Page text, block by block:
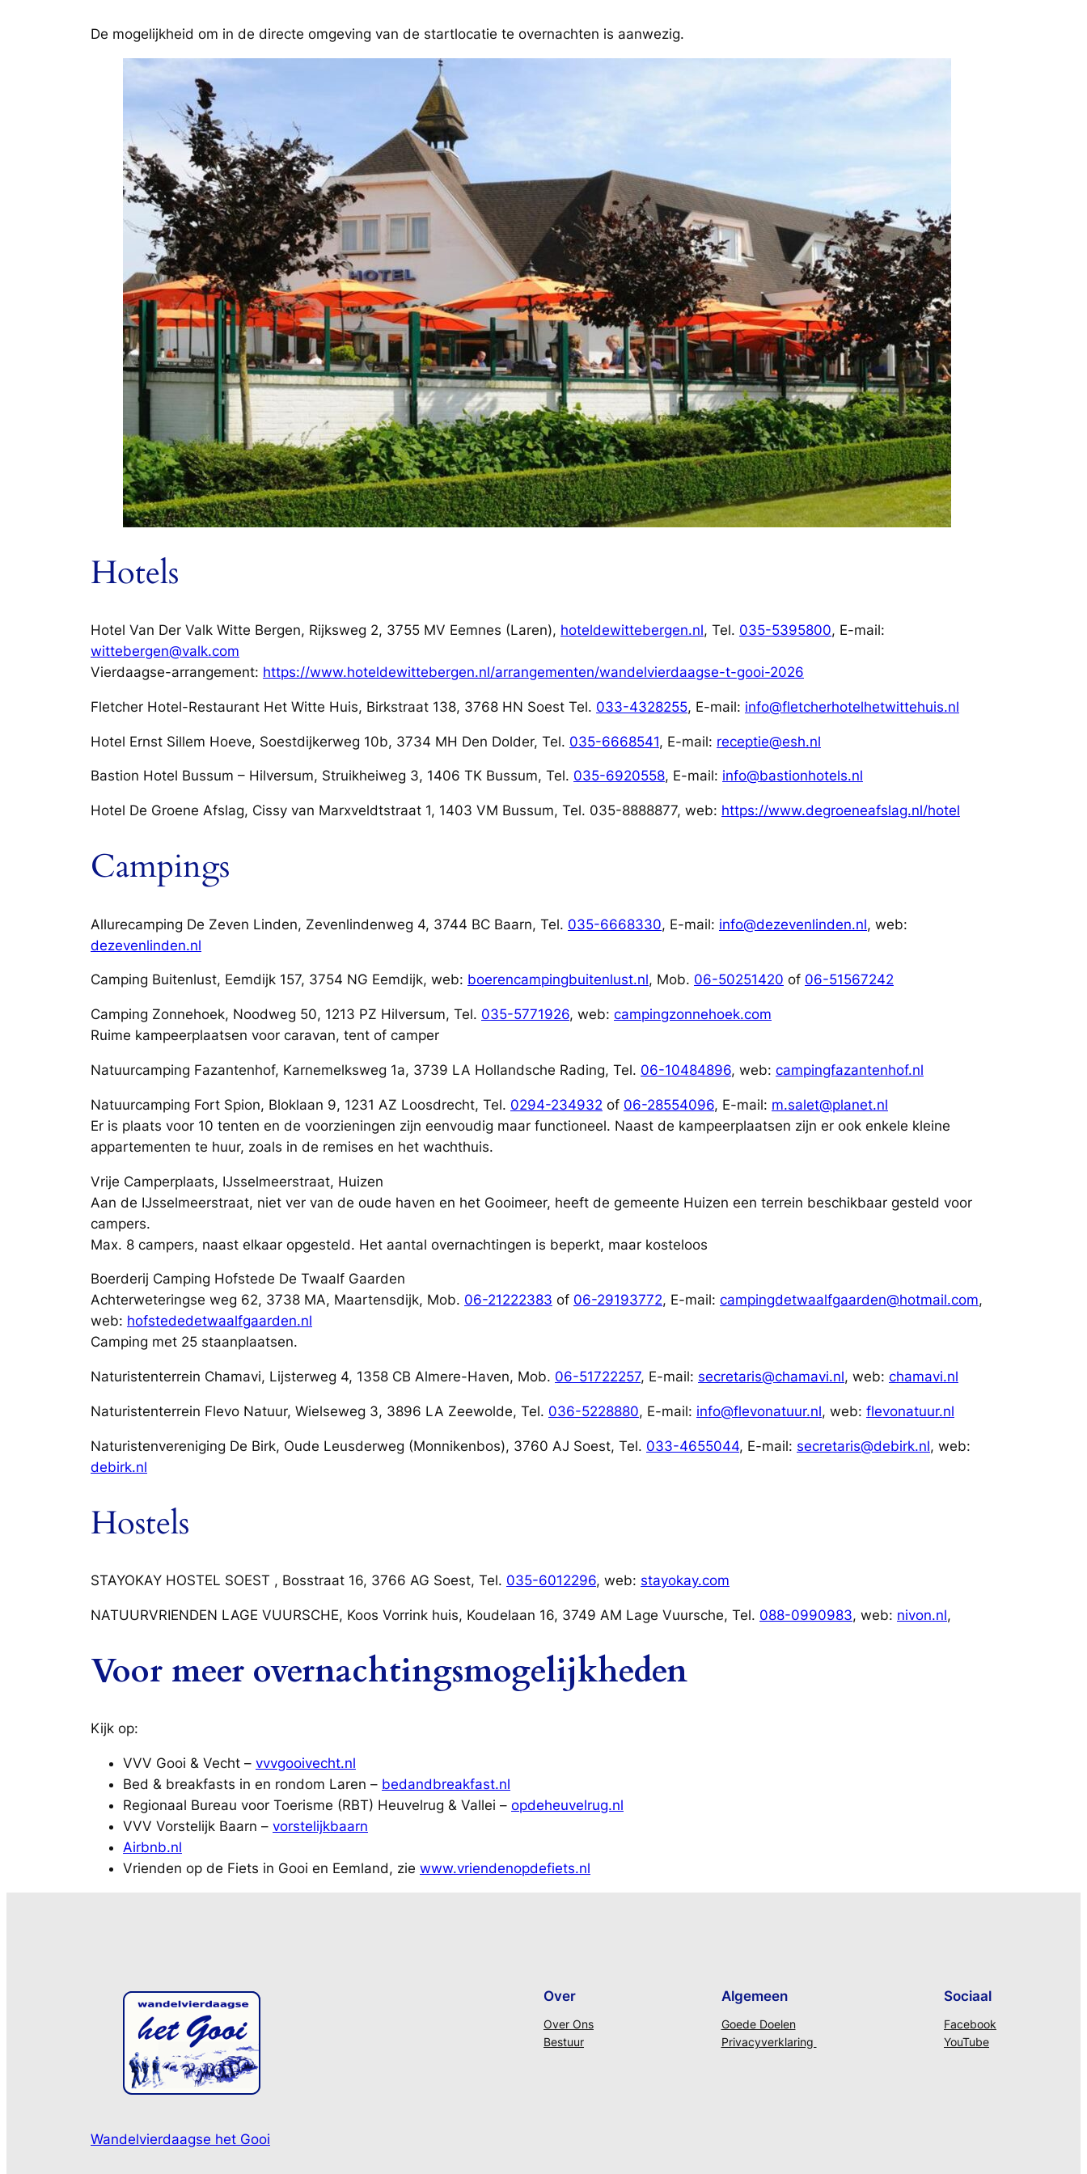
De mogelijkheid om in de directe omgeving van de startlocatie te overnachten is aanwezig.
Hotels
Hotel Van Der Valk Witte Bergen, Rijksweg 2, 3755 MV Eemnes (Laren), hoteldewittebergen.nl, Tel. 035-5395800, E-mail:
wittebergen@valk.com
Vierdaagse-arrangement: https://www.hoteldewittebergen.nl/arrangementen/wandelvierdaagse-t-gooi-2026
Fletcher Hotel-Restaurant Het Witte Huis, Birkstraat 138, 3768 HN Soest Tel. 033-4328255, E-mail: info@fletcherhotelhetwittehuis.nl
Hotel Ernst Sillem Hoeve, Soestdijkerweg 10b, 3734 MH Den Dolder, Tel. 035-6668541, E-mail: receptie@esh.nl
Bastion Hotel Bussum – Hilversum, Struikheiweg 3, 1406 TK Bussum, Tel. 035-6920558, E-mail: info@bastionhotels.nl
Hotel De Groene Afslag, Cissy van Marxveldtstraat 1, 1403 VM Bussum, Tel. 035-8888877, web: https://www.degroeneafslag.nl/hotel
Campings
Allurecamping De Zeven Linden, Zevenlindenweg 4, 3744 BC Baarn, Tel. 035-6668330, E-mail: info@dezevenlinden.nl, web:
dezevenlinden.nl
Camping Buitenlust, Eemdijk 157, 3754 NG Eemdijk, web: boerencampingbuitenlust.nl, Mob. 06-50251420 of 06-51567242
Camping Zonnehoek, Noodweg 50, 1213 PZ Hilversum, Tel. 035-5771926, web: campingzonnehoek.com
Ruime kampeerplaatsen voor caravan, tent of camper
Natuurcamping Fazantenhof, Karnemelksweg 1a, 3739 LA Hollandsche Rading, Tel. 06-10484896, web: campingfazantenhof.nl
Natuurcamping Fort Spion, Bloklaan 9, 1231 AZ Loosdrecht, Tel. 0294-234932 of 06-28554096, E-mail: m.salet@planet.nl
Er is plaats voor 10 tenten en de voorzieningen zijn eenvoudig maar functioneel. Naast de kampeerplaatsen zijn er ook enkele kleine
appartementen te huur, zoals in de remises en het wachthuis.
Vrije Camperplaats, IJsselmeerstraat, Huizen
Aan de IJsselmeerstraat, niet ver van de oude haven en het Gooimeer, heeft de gemeente Huizen een terrein beschikbaar gesteld voor
campers.
Max. 8 campers, naast elkaar opgesteld. Het aantal overnachtingen is beperkt, maar kosteloos
Boerderij Camping Hofstede De Twaalf Gaarden
Achterweteringse weg 62, 3738 MA, Maartensdijk, Mob. 06-21222383 of 06-29193772, E-mail: campingdetwaalfgaarden@hotmail.com,
web: hofstededetwaalfgaarden.nl
Camping met 25 staanplaatsen.
Naturistenterrein Chamavi, Lijsterweg 4, 1358 CB Almere-Haven, Mob. 06-51722257, E-mail: secretaris@chamavi.nl, web: chamavi.nl
Naturistenterrein Flevo Natuur, Wielseweg 3, 3896 LA Zeewolde, Tel. 036-5228880, E-mail: info@flevonatuur.nl, web: flevonatuur.nl
Naturistenvereniging De Birk, Oude Leusderweg (Monnikenbos), 3760 AJ Soest, Tel. 033-4655044, E-mail: secretaris@debirk.nl, web:
debirk.nl
Hostels
STAYOKAY HOSTEL SOEST , Bosstraat 16, 3766 AG Soest, Tel. 035-6012296, web: stayokay.com
NATUURVRIENDEN LAGE VUURSCHE, Koos Vorrink huis, Koudelaan 16, 3749 AM Lage Vuursche, Tel. 088-0990983, web: nivon.nl,
Voor meer overnachtingsmogelijkheden
Kijk op:
VVV Gooi & Vecht – vvvgooivecht.nl
Bed & breakfasts in en rondom Laren – bedandbreakfast.nl
Regionaal Bureau voor Toerisme (RBT) Heuvelrug & Vallei – opdeheuvelrug.nl
VVV Vorstelijk Baarn – vorstelijkbaarn
Airbnb.nl
Vrienden op de Fiets in Gooi en Eemland, zie www.vriendenopdefiets.nl
Wandelvierdaagse het Gooi
Over
Over Ons
Bestuur
Algemeen
Goede Doelen
Privacyverklaring
Sociaal
Facebook
YouTube